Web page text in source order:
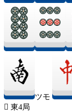
ツモ
東4局